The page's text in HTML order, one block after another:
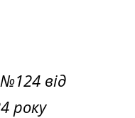
від
року